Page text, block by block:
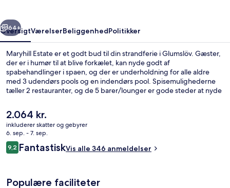
Næste
64+
OversigtVærelserBeliggenhedPolitikker
Maryhill Estate er et godt bud til din strandferie i Glumslöv. Gæster,
der er i humør til at blive forkælet, kan nyde godt af
spabehandlinger i spaen, og der er underholdning for alle aldre
med 3 udendørs pools og en indendørs pool. Spisemulighederne
tæller 2 restauranter, og de 5 barer/lounger er gode steder at nyde
luksusfaciliteter tæller et døgnåbent motionscenter, et fitnesscenter
og en sæsonbestemt udendørs pool.
Den
nuværende
pris
er
2.064 kr.
2.064 kr.
inkluderer skatter og gebyrer
6. sep. - 7. sep.
Anmeldelser
9,29,2 ud af 10.
FantastiskVis alle 346 anmeldelser
Populære faciliteter